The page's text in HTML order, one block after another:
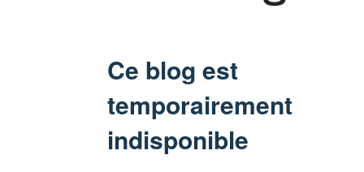
Ce blog est
temporairement
indisponible